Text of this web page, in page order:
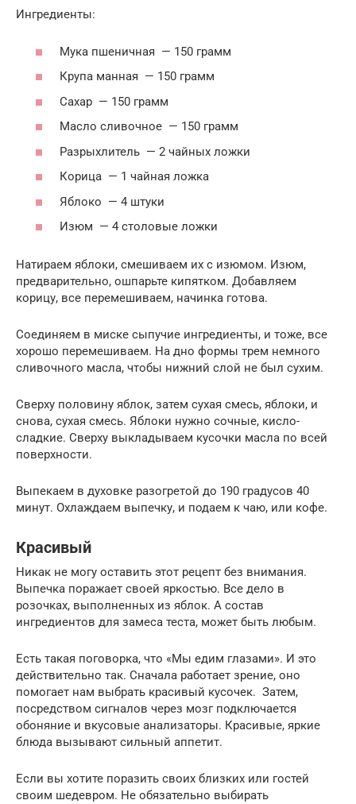
Ингредиенты:
Мука пшеничная — 150 грамм
Крупа манная — 150 грамм
Сахар — 150 грамм
Масло сливочное — 150 грамм
Разрыхлитель — 2 чайных ложки
Корица — 1 чайная ложка
Яблоко — 4 штуки
Изюм — 4 столовые ложки
Натираем яблоки, смешиваем их с изюмом. Изюм,
предварительно, ошпарьте кипятком. Добавляем
корицу, все перемешиваем, начинка готова.
Соединяем в миске сыпучие ингредиенты, и тоже, все
хорошо перемешиваем. На дно формы трем немного
сливочного масла, чтобы нижний слой не был сухим.
Сверху половину яблок, затем сухая смесь, яблоки, и
снова, сухая смесь. Яблоки нужно сочные, кисло-
сладкие. Сверху выкладываем кусочки масла по всей
поверхности.
Выпекаем в духовке разогретой до 190 градусов 40
минут. Охлаждаем выпечку, и подаем к чаю, или кофе.
Красивый
Никак не могу оставить этот рецепт без внимания.
Выпечка поражает своей яркостью. Все дело в
розочках, выполненных из яблок. А состав
ингредиентов для замеса теста, может быть любым.
Есть такая поговорка, что «Мы едим глазами». И это
действительно так. Сначала работает зрение, оно
помогает нам выбрать красивый кусочек. Затем,
посредством сигналов через мозг подключается
обоняние и вкусовые анализаторы. Красивые, яркие
блюда вызывают сильный аппетит.
Если вы хотите поразить своих близких или гостей
своим шедевром. Не обязательно выбирать